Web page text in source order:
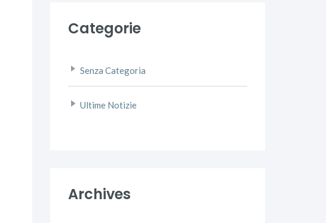
Categorie
Senza Categoria
Ultime Notizie
Archives